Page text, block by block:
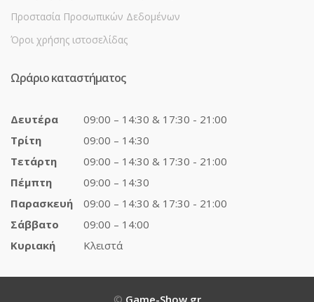
Προστασία Προσωπικών Δεδομένων
Όροι χρήσης ιστοσελίδας
Ωράριο καταστήματος
Δευτέρα
09:00 – 14:30 & 17:30 - 21:00
Τρίτη
09:00 – 14:30
Τετάρτη
09:00 – 14:30 & 17:30 - 21:00
Πέμπτη
09:00 – 14:30
Παρασκευή
09:00 – 14:30 & 17:30 - 21:00
Σάββατο
09:00 – 14:00
Κυριακή
Κλειστά